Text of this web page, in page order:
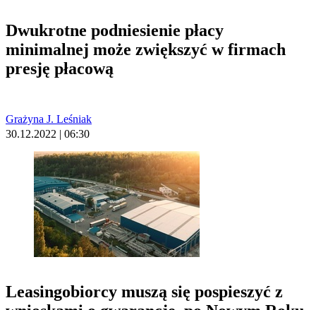
Dwukrotne podniesienie płacy
minimalnej może zwiększyć w firmach
presję płacową
Grażyna J. Leśniak
30.12.2022 | 06:30
Leasingobiorcy muszą się pospieszyć z